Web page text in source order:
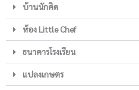
บ้านนักคิด
ห้อง Little Chef
ธนาคารโรงเรียน
แปลงเกษตร